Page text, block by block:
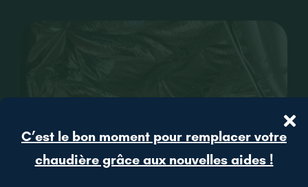
RECRUTEMENT
C’est le bon moment pour remplacer votre
chaudière grâce aux nouvelles aides !